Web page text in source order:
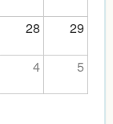
28
29
4 5